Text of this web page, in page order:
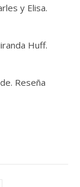
y Elisa.
Huff.
Reseña